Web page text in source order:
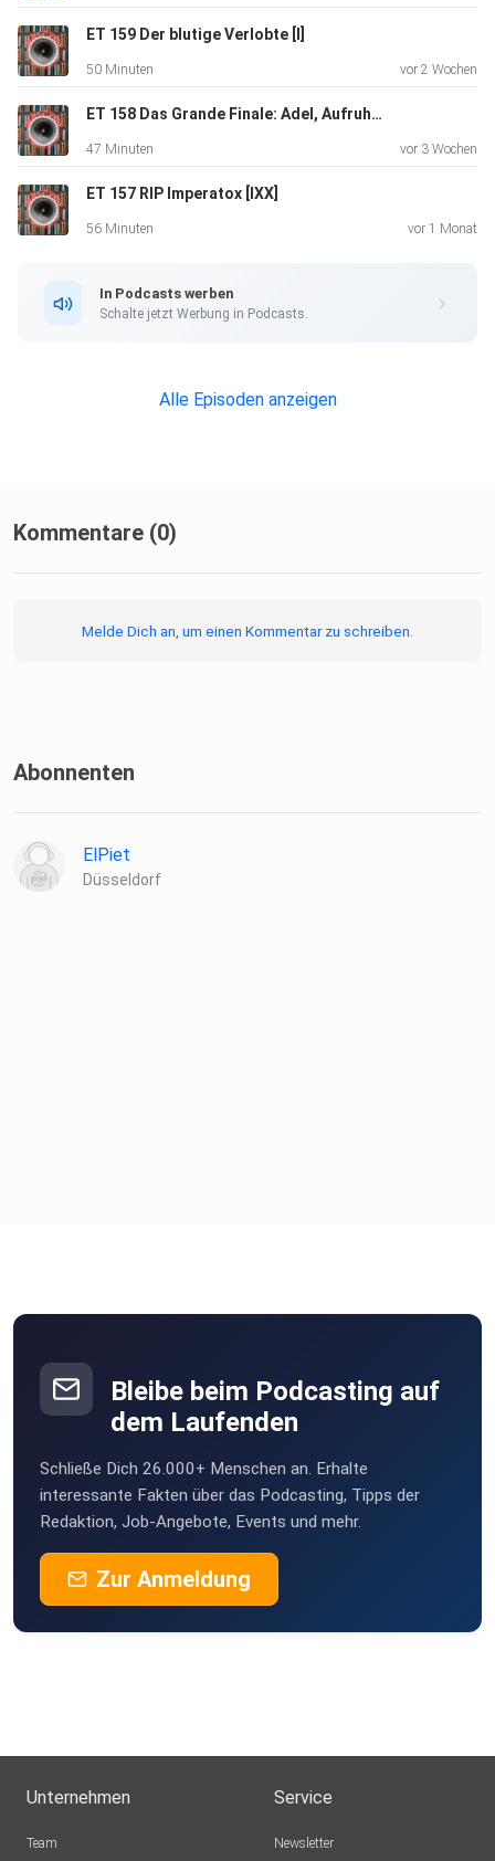
This work is licensed under CC BY-NC 4.0
ET 159 Der blutige Verlobte [I]
50 Minuten vor 2 Wochen
ET 158 Das Grande Finale: Adel, Aufruhr, Abwasch [XX]
47 Minuten vor 3 Wochen
ET 157 RIP Imperatox [IXX]
56 Minuten vor 1 Monat
In Podcasts werben
Schalte jetzt Werbung in Podcasts.
Alle Episoden anzeigen
Kommentare (0)
Melde Dich an, um einen Kommentar zu schreiben.
Abonnenten
ElPiet
Düsseldorf
Bleibe beim Podcasting auf
dem Laufenden
Schließe Dich 26.000+ Menschen an. Erhalte
interessante Fakten über das Podcasting, Tipps der
Redaktion, Job-Angebote, Events und mehr.
Zur Anmeldung
Unternehmen
Team
Service
Newsletter